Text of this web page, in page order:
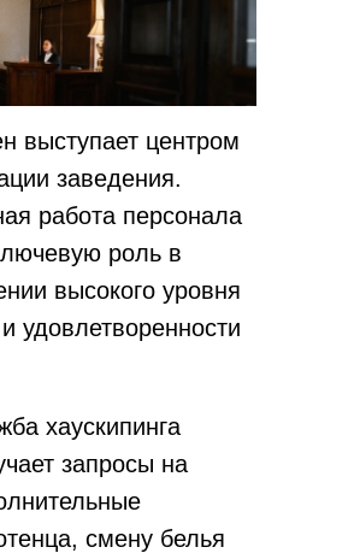
выступает центром
заведения.
работа персонала
роль в
высокого уровня
удовлетворенности
хаускипинга
запросы на
смену белья